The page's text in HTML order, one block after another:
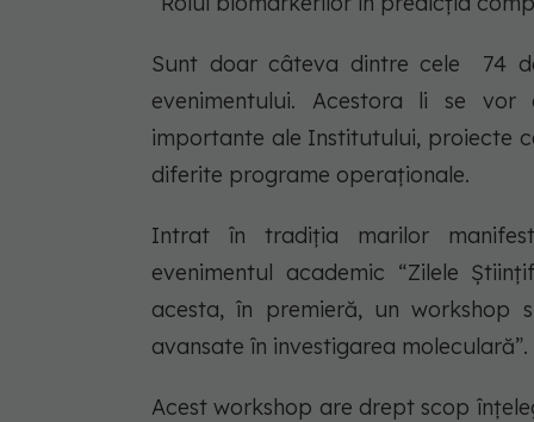
Sunt doar câteva dintre cele 74
evenimentului. Acestora li se
importante ale Institutului, proiecte
diferite programe operaționale.
Intrat în tradiția marilor
evenimentul academic “Zilele
acesta, în premieră, un workshop
avansate în investigarea moleculară”.
Acest workshop are drept scop